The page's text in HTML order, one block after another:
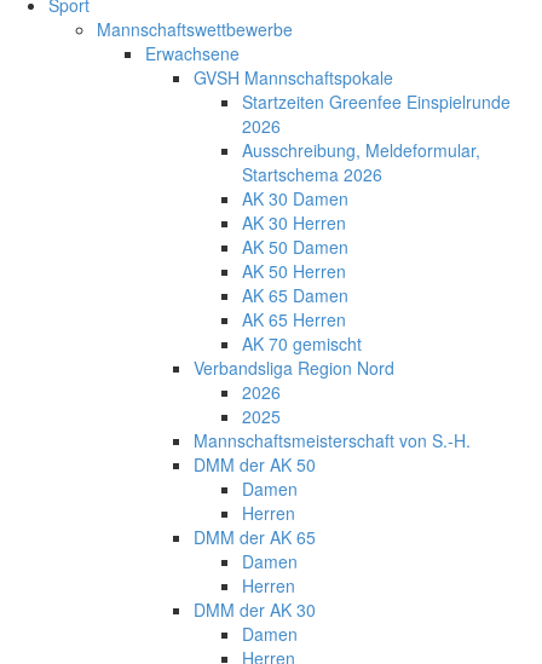
Mannschaftswettbewerbe
Erwachsene
GVSH Mannschaftspokale
Startzeiten Greenfee Einspielrunde
2026
Ausschreibung, Meldeformular,
Startschema 2026
AK 30 Damen
AK 30 Herren
AK 50 Damen
AK 50 Herren
AK 65 Damen
AK 65 Herren
AK 70 gemischt
Verbandsliga Region Nord
2026
2025
Mannschaftsmeisterschaft von S.-H.
DMM der AK 50
Damen
Herren
DMM der AK 65
Damen
Herren
DMM der AK 30
Damen
Herren